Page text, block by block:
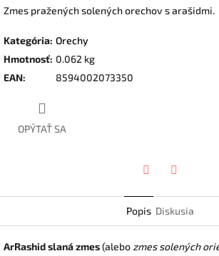
Zmes pražených solených orechov s arašidmi.
Kategória: Orechy
Hmotnosť: 0.062 kg
EAN: 8594002073350
OPÝTAŤ SA
Popis Diskusia
ArRashid slaná zmes(alebo zmes solených